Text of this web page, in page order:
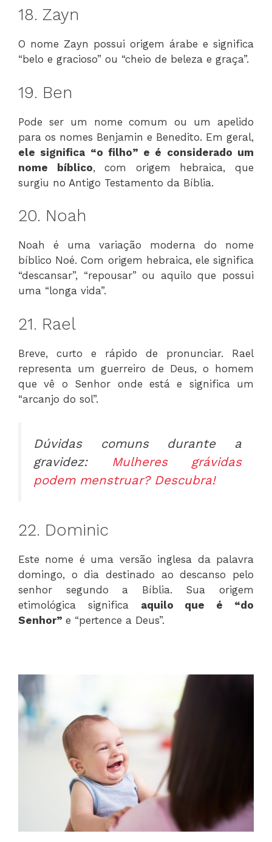
18. Zayn
O nome Zayn possui origem árabe e significa
“belo e gracioso” ou “cheio de beleza e graça”.
19. Ben
Pode ser um nome comum ou um apelido
para os nomes Benjamin e Benedito. Em geral,
ele significa “o filho” e é considerado um
nome bíblico, com origem hebraica, que
surgiu no Antigo Testamento da Bíblia.
20. Noah
Noah é uma variação moderna do nome
bíblico Noé. Com origem hebraica, ele significa
“descansar”, “repousar” ou aquilo que possui
uma “longa vida”.
21. Rael
Breve, curto e rápido de pronunciar. Rael
representa um guerreiro de Deus, o homem
que vê o Senhor onde está e significa um
“arcanjo do sol”.
Dúvidas comuns durante a
gravidez:
Mulheres grávidas
podem menstruar? Descubra!
22. Dominic
Este nome é uma versão inglesa da palavra
domingo, o dia destinado ao descanso pelo
senhor segundo a Bíblia. Sua origem
etimológica significa aquilo que é “do
Senhor” e “pertence a Deus”.